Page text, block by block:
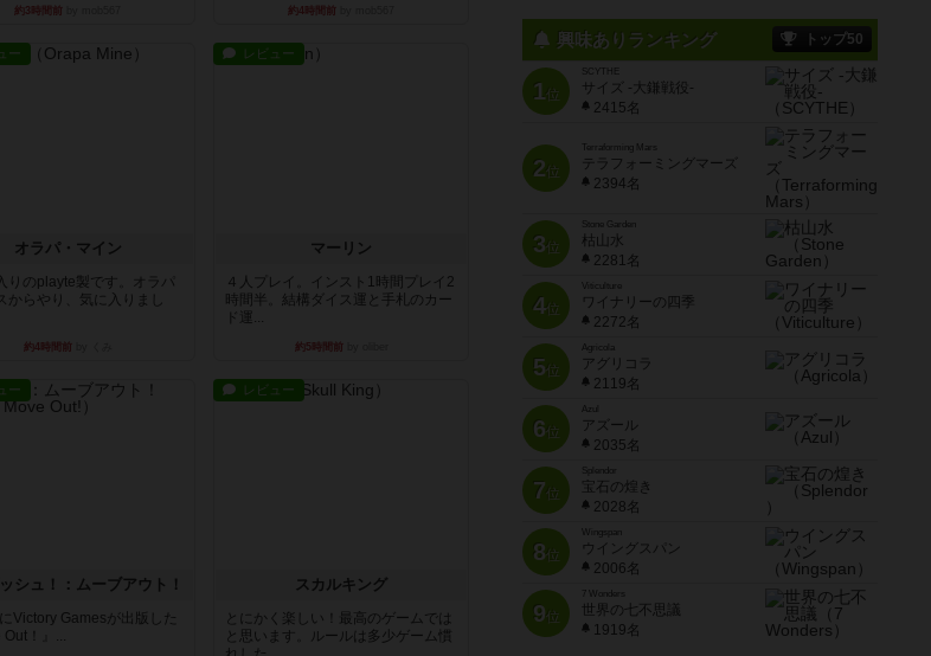
約3時間前 約4時間前
ー
オラパ・マイン
りのplayte製です。オラパ
からやり、気に入りまし
約4時間前
レビュー
マーリン
４人プレイ。インスト1時間プレイ2
時間半。結構ダイス運と手札のカー
ド運...
約5時間前
ー
シュ！：ムーブアウト！
Victory Gamesが出版した
Out！』...
レビュー
スカルキング
とにかく楽しい！最高のゲームでは
と思います。ルールは多少ゲーム慣
興味ありランキング トップ50
1位
SCYTHE
サイズ -大鎌戦役-
2415名
2位
Terraforming Mars
テラフォーミングマーズ
2394名
3位
Stone Garden
枯山水
2281名
4位
Viticulture
ワイナリーの四季
2272名
5位
Agricola
アグリコラ
2119名
6位
Azul
アズール
2035名
7位
宝石の煌き
2028名
8位
Wingspan
ウイングスパン
2006名
9位
7 Wonders
世界の七不思議
1919名